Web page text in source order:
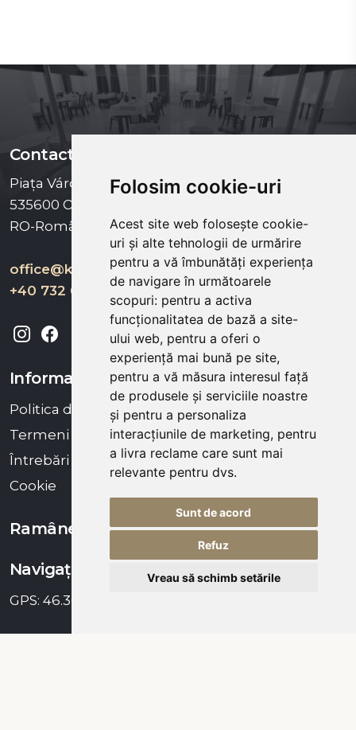
Folosim cookie-uri
Acest site web folosește cookie-
uri și alte tehnologii de urmărire
pentru a vă îmbunătăți experiența
de navigare în următoarele
scopuri: pentru a activa
funcționalitatea de bază a site-
ului web, pentru a oferi o
experiență mai bună pe site,
pentru a vă măsura interesul față
de produsele și serviciile noastre
și pentru a personaliza
interacțiunile de marketing, pentru
a livra reclame care sunt mai
relevante pentru dvs.
Sunt de acord
Refuz
Vreau să schimb setările
Contact
Piața Városháza nr 16,
535600 Odorheiu Secuiesc
RO-România
office@kukullo.ro
+40 732 668 703
Informații Utile
Politica de confidentialitate
Termeni și condiții generale
Întrebări frecvente
Cookie
Ramâneți alătur de noi!
Navigație
GPS: 46.3046149, 25.2903771